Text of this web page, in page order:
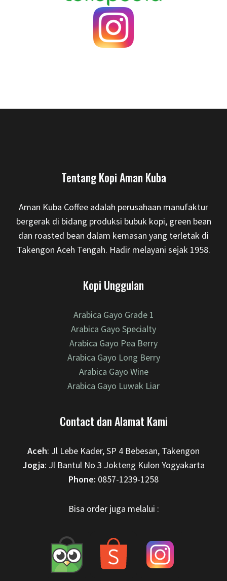
Tentang Kopi Aman Kuba
Aman Kuba Coffee adalah perusahaan manufaktur
bergerak di bidang produksi bubuk kopi, green bean
dan roasted bean dalam kemasan yang terletak di
Takengon Aceh Tengah. Hadir melayani sejak 1958.
Kopi Unggulan
Arabica Gayo Grade 1
Arabica Gayo Specialty
Arabica Gayo Pea Berry
Arabica Gayo Long Berry
Arabica Gayo Wine
Arabica Gayo Luwak Liar
Contact dan Alamat Kami
Aceh: Jl Lebe Kader, SP 4 Bebesan, Takengon
Jogja: Jl Bantul No 3 Jokteng Kulon Yogyakarta
Phone: 0857-1239-1258
Bisa order juga melalui :